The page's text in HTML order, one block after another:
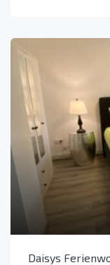
Daisys